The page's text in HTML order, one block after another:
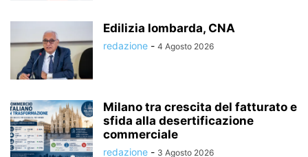
Edilizia lombarda, CNA
redazione - 4 Agosto 2026
Milano tra crescita del fatturato e
sfida alla desertificazione
commerciale
redazione - 3 Agosto 2026